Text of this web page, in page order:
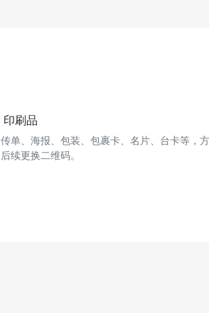
印刷品
传单、海报、包装、包裹卡、名片、台卡等，
后续更换二维码。